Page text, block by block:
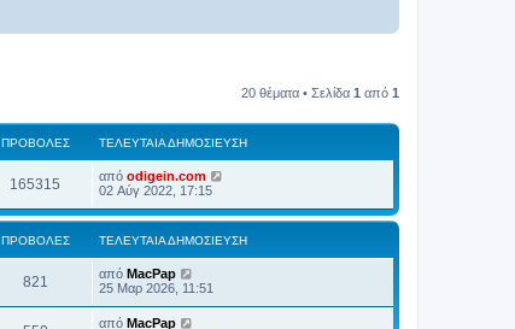
20 θέματα • Σελίδα 1 από 1
ΠΡΟΒΟΛΈΣ ΤΕΛΕΥΤΑΊΑ ΔΗΜΟΣΊΕΥΣΗ
165315 από odigein.com
02 Αύγ 2022, 17:15
ΠΡΟΒΟΛΈΣ ΤΕΛΕΥΤΑΊΑ ΔΗΜΟΣΊΕΥΣΗ
821 από MacPap
25 Μαρ 2026, 11:51
από MacPap